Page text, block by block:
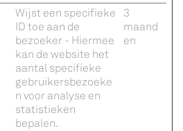
Wijst een specifieke
ID toe aan de
bezoeker - Hiermee
kan de website het
aantal specifieke
gebruikersbezoeke
n voor analyse en
statistieken
bepalen.
3
maand
en